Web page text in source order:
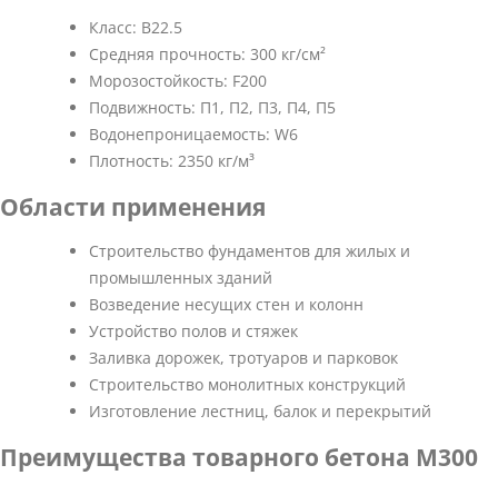
Класс: В22.5
Средняя прочность: 300 кг/см²
Морозостойкость: F200
Подвижность: П1, П2, П3, П4, П5
Водонепроницаемость: W6
Плотность: 2350 кг/м³
Области применения
Строительство фундаментов для жилых и
промышленных зданий
Возведение несущих стен и колонн
Устройство полов и стяжек
Заливка дорожек, тротуаров и парковок
Строительство монолитных конструкций
Изготовление лестниц, балок и перекрытий
Преимущества товарного бетона М300